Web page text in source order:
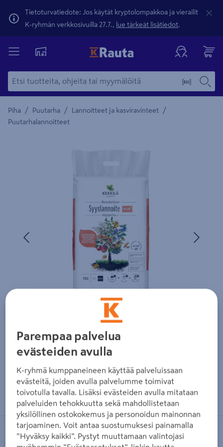
Tietoturvatiedote: Jos käytät kryptolompakkoa ja vierailit
K-ryhmän verkkosivuilla 27.7., lue tärkeät lisätiedot.
Piha / Puutarha / Lannoitteet ja kasviravinteet /
Puutarhalannoitteet
Yksityiskohtainen kuvaus löytyy Tuotteen kuvaus -
Zoomaa kuvaa sormilla kosketusnäytöllä
KEKKILÄ
Parempaa palvelua
evästeiden avulla
K-ryhmä kumppaneineen käyttää palveluissaan
evästeitä, joiden avulla palvelumme toimivat
toivotulla tavalla. Lisäksi evästeiden avulla mitataan
palveluiden tehokkuutta sekä mahdollistetaan
yksilöllinen ostokokemus ja personoidun mainonnan
tarjoaminen. Voit antaa suostumuksesi painamalla
”Hyväksy kaikki”. Pystyt muuttamaan valintojasi